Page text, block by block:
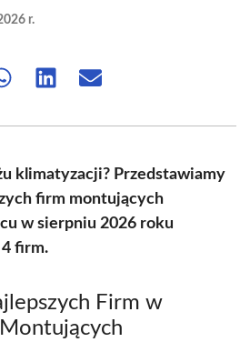
r.
Share Share Share
klimatyzacji? Przedstawiamy
firm montujących
w sierpniu 2026 roku
firm.
Firm w